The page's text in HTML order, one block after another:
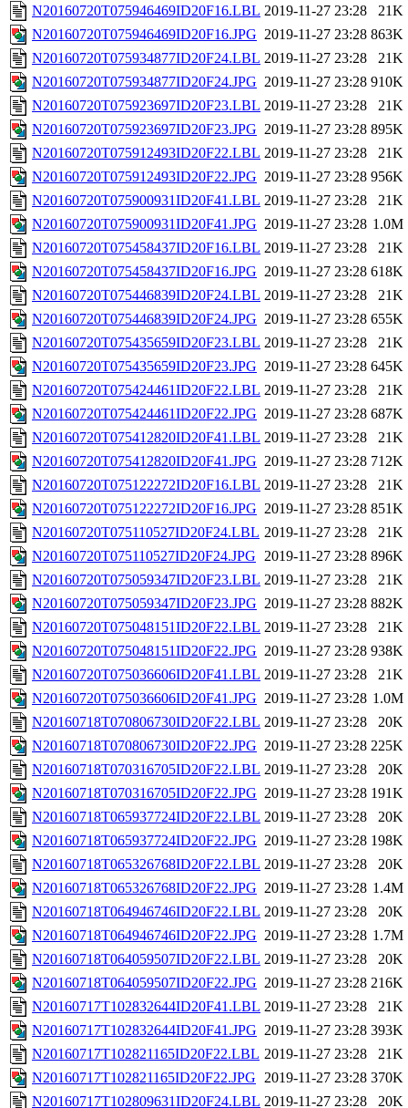
N20160720T075946469ID20F16.LBL 2019-11-27 23:28
21K
N20160720T075946469ID20F16.JPG 2019-11-27 23:28 863K
N20160720T075934877ID20F24.LBL 2019-11-27 23:28
21K
N20160720T075934877ID20F24.JPG 2019-11-27 23:28 910K
N20160720T075923697ID20F23.LBL 2019-11-27 23:28
21K
N20160720T075923697ID20F23.JPG 2019-11-27 23:28 895K
N20160720T075912493ID20F22.LBL 2019-11-27 23:28
21K
N20160720T075912493ID20F22.JPG 2019-11-27 23:28 956K
N20160720T075900931ID20F41.LBL 2019-11-27 23:28
21K
N20160720T075900931ID20F41.JPG 2019-11-27 23:28 1.0M
N20160720T075458437ID20F16.LBL 2019-11-27 23:28
21K
N20160720T075458437ID20F16.JPG 2019-11-27 23:28 618K
N20160720T075446839ID20F24.LBL 2019-11-27 23:28
21K
N20160720T075446839ID20F24.JPG 2019-11-27 23:28 655K
N20160720T075435659ID20F23.LBL 2019-11-27 23:28
21K
N20160720T075435659ID20F23.JPG 2019-11-27 23:28 645K
N20160720T075424461ID20F22.LBL 2019-11-27 23:28
21K
N20160720T075424461ID20F22.JPG 2019-11-27 23:28 687K
N20160720T075412820ID20F41.LBL 2019-11-27 23:28
21K
N20160720T075412820ID20F41.JPG 2019-11-27 23:28 712K
N20160720T075122272ID20F16.LBL 2019-11-27 23:28
21K
N20160720T075122272ID20F16.JPG 2019-11-27 23:28 851K
N20160720T075110527ID20F24.LBL 2019-11-27 23:28
21K
N20160720T075110527ID20F24.JPG 2019-11-27 23:28 896K
N20160720T075059347ID20F23.LBL 2019-11-27 23:28
21K
N20160720T075059347ID20F23.JPG 2019-11-27 23:28 882K
N20160720T075048151ID20F22.LBL 2019-11-27 23:28
21K
N20160720T075048151ID20F22.JPG 2019-11-27 23:28 938K
N20160720T075036606ID20F41.LBL 2019-11-27 23:28
21K
N20160720T075036606ID20F41.JPG 2019-11-27 23:28 1.0M
N20160718T070806730ID20F22.LBL 2019-11-27 23:28
20K
N20160718T070806730ID20F22.JPG 2019-11-27 23:28 225K
N20160718T070316705ID20F22.LBL 2019-11-27 23:28
20K
N20160718T070316705ID20F22.JPG 2019-11-27 23:28 191K
N20160718T065937724ID20F22.LBL 2019-11-27 23:28
20K
N20160718T065937724ID20F22.JPG 2019-11-27 23:28 198K
N20160718T065326768ID20F22.LBL 2019-11-27 23:28
20K
N20160718T065326768ID20F22.JPG 2019-11-27 23:28 1.4M
N20160718T064946746ID20F22.LBL 2019-11-27 23:28
20K
N20160718T064946746ID20F22.JPG 2019-11-27 23:28 1.7M
N20160718T064059507ID20F22.LBL 2019-11-27 23:28
20K
N20160718T064059507ID20F22.JPG 2019-11-27 23:28 216K
N20160717T102832644ID20F41.LBL 2019-11-27 23:28
21K
N20160717T102832644ID20F41.JPG 2019-11-27 23:28 393K
N20160717T102821165ID20F22.LBL 2019-11-27 23:28
21K
N20160717T102821165ID20F22.JPG 2019-11-27 23:28 370K
N20160717T102809631ID20F24.LBL 2019-11-27 23:28
20K